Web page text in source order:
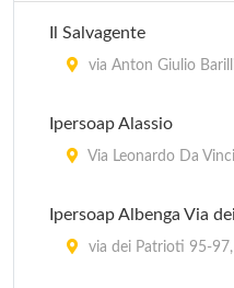
Il Salvagente
via Anton Giulio
Ipersoap Alassio
Via Leonardo Da
Ipersoap Albenga Via
via dei Patrioti 95-97,